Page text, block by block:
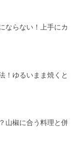
ならない！上手にカ
！ゆるいまま焼くと
山椒に合う料理と併